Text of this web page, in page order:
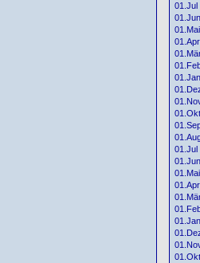
01.Jul
01.Jul